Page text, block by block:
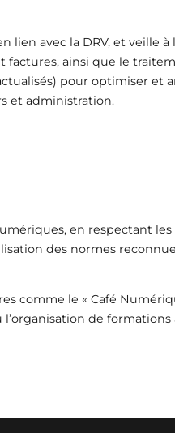
lien avec la DRV, et veille
factures, ainsi que le
pour optimiser et
et administration.
en respectant
des normes
comme le « Café
de formations